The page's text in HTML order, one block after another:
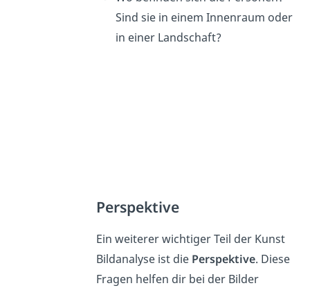
Sind sie in einem Innenraum oder
in einer Landschaft?
Perspektive
Ein weiterer wichtiger Teil der Kunst
Bildanalyse ist die Perspektive. Diese
Fragen helfen dir bei der Bilder